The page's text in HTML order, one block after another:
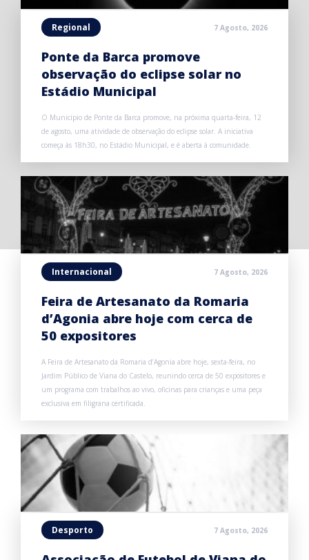
Regional 7 Agosto, 2026
Ponte da Barca promove
observação do eclipse solar no
Estádio Municipal
O Município de Ponte da Barca promove, na próxima quarta-feira, 12
de agosto, uma atividade de observação do eclipse solar. A iniciativa
começa às 18h30, no Estádio Municipal, e é aberta à comunidade.
Internacional 7 Agosto, 2026
Feira de Artesanato da Romaria
d’Agonia abre hoje com cerca de
50 expositores
A Feira de Artesanato da Romaria d’Agonia abre hoje, sexta-feira, no
Jardim Público de Viana do Castelo, reunindo cerca de 50 expositores e
um programa com trabalhos ao vivo, oficinas para crianças e uma peça
exclusiva em filigrana certificada.
Desporto 7 Agosto, 2026